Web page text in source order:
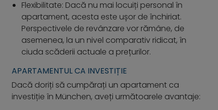
Flexibilitate: Dacă nu mai locuiți personal în
apartament, acesta este ușor de închiriat.
Perspectivele de revânzare vor rămâne, de
asemenea, la un nivel comparativ ridicat, în
ciuda scăderii actuale a prețurilor.
APARTAMENTUL CA INVESTIȚIE
Dacă doriți să cumpărați un apartament ca
investiție în München, aveți următoarele avantaje: